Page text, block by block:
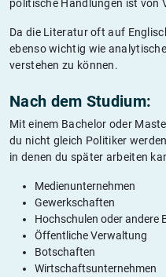
politische Handlungen ist von
Da die Literatur oft auf
ebenso wichtig wie
verstehen zu können.
Nach dem Studium:
Mit einem Bachelor oder
du nicht gleich Politiker
in denen du später arbeiten
Medienunternehmen
Gewerkschaften
Hochschulen oder andere
Öffentliche Verwaltung
Botschaften
Wirtschaftsunternehmen